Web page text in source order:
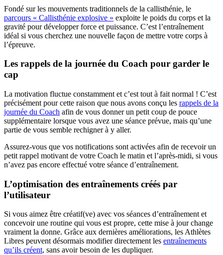
Fondé sur les mouvements traditionnels de la callisthénie, le
parcours « Callisthénie explosive » exploite le poids du corps et la
gravité pour développer force et puissance. C’est l’entraînement
idéal si vous cherchez une nouvelle façon de mettre votre corps à
l’épreuve.
Les rappels de la journée du Coach pour garder le
cap
La motivation fluctue constamment et c’est tout à fait normal ! C’est
précisément pour cette raison que nous avons conçu les rappels de la
journée du Coach afin de vous donner un petit coup de pouce
supplémentaire lorsque vous avez une séance prévue, mais qu’une
partie de vous semble rechigner à y aller.
Assurez-vous que vos notifications sont activées afin de recevoir un
petit rappel motivant de votre Coach le matin et l’après-midi, si vous
n’avez pas encore effectué votre séance d’entraînement.
L’optimisation des entraînements créés par
l’utilisateur
Si vous aimez être créatif(ve) avec vos séances d’entraînement et
concevoir une routine qui vous est propre, cette mise à jour change
vraiment la donne. Grâce aux dernières améliorations, les Athlètes
Libres peuvent désormais modifier directement les entraînements
qu’ils créent, sans avoir besoin de les dupliquer.